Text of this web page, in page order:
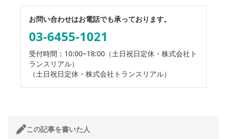
お問い合わせはお電話でも承っております。
03-6455-1021
受付時間：10:00~18:00 （土日祝日定休・株式会社ト
ランスリアル）
（土日祝日定休・株式会社トランスリアル）
この記事を書いた人